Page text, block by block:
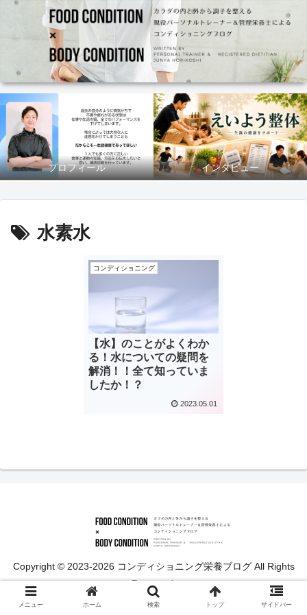
プロフィール インタビュー
水素水
コンディショニング
【水】のことがよくわか
る！水についての疑問を
解消！！全て知っていま
したか！？
2023.05.01
Copyright © 2023-2026 コンディショニング栄養ブログ All Rights
Reserved.
メニュー ホーム 検索 トップ サイドバー